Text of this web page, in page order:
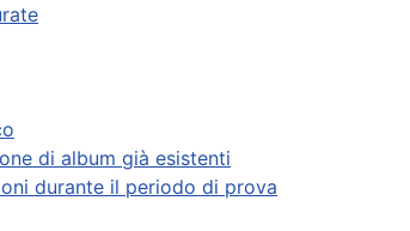
di album già esistenti
durante il periodo di prova